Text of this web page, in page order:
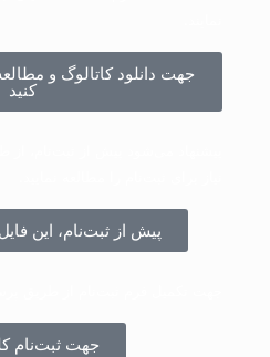
جهت دانلود کاتالوگ و
کنید
پیش از ثبت‌نام، این
جهت ثبت‌نام